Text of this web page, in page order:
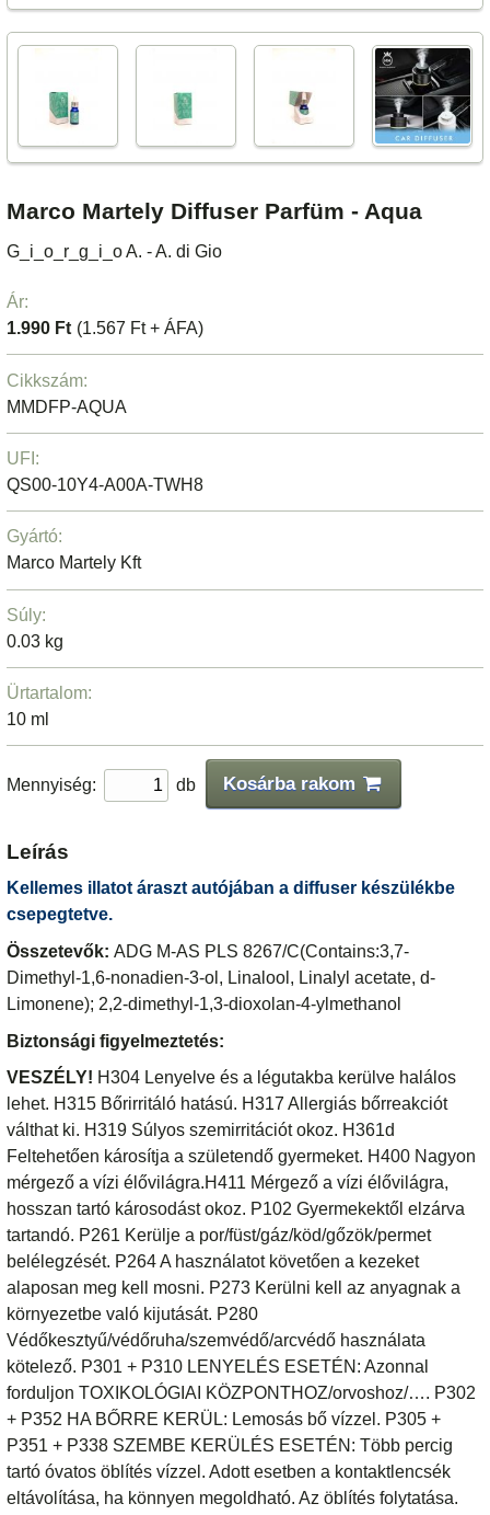
Marco Martely Diffuser Parfüm - Aqua
G_i_o_r_g_i_o A. - A. di Gio
Ár:
1.990 Ft (1.567 Ft + ÁFA)
Cikkszám:
MMDFP-AQUA
UFI:
QS00-10Y4-A00A-TWH8
Gyártó:
Marco Martely Kft
Súly:
0.03 kg
Ürtartalom:
10 ml
Mennyiség: db Kosárba rakom
Leírás
Kellemes illatot áraszt autójában a diffuser készülékbe
csepegtetve.
Összetevők:ADG M-AS PLS 8267/C(Contains:3,7-
Dimethyl-1,6-nonadien-3-ol, Linalool, Linalyl acetate, d-
Limonene); 2,2-dimethyl-1,3-dioxolan-4-ylmethanol
Biztonsági figyelmeztetés:
VESZÉLY! H304 Lenyelve és a légutakba kerülve halálos
lehet. H315 Bőrirritáló hatású. H317 Allergiás bőrreakciót
válthat ki. H319 Súlyos szemirritációt okoz. H361d
Feltehetően károsítja a születendő gyermeket. H400 Nagyon
mérgező a vízi élővilágra.H411 Mérgező a vízi élővilágra,
hosszan tartó károsodást okoz. P102 Gyermekektől elzárva
tartandó. P261 Kerülje a por/füst/gáz/köd/gőzök/permet
belélegzését. P264 A használatot követően a kezeket
alaposan meg kell mosni. P273 Kerülni kell az anyagnak a
környezetbe való kijutását. P280
Védőkesztyű/védőruha/szemvédő/arcvédő használata
kötelező. P301 + P310 LENYELÉS ESETÉN: Azonnal
forduljon TOXIKOLÓGIAI KÖZPONTHOZ/orvoshoz/…. P302
+ P352 HA BŐRRE KERÜL: Lemosás bő vízzel. P305 +
P351 + P338 SZEMBE KERÜLÉS ESETÉN: Több percig
tartó óvatos öblítés vízzel. Adott esetben a kontaktlencsék
eltávolítása, ha könnyen megoldható. Az öblítés folytatása.